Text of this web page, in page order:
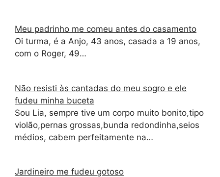
Meu padrinho me comeu antes do casamento
Oi turma, é a Anjo, 43 anos, casada a 19 anos,
com o Roger, 49…
Não resisti às cantadas do meu sogro e ele
fudeu minha buceta
Sou Lia, sempre tive um corpo muito bonito,tipo
violão,pernas grossas,bunda redondinha,seios
médios, cabem perfeitamente na…
Jardineiro me fudeu gotoso